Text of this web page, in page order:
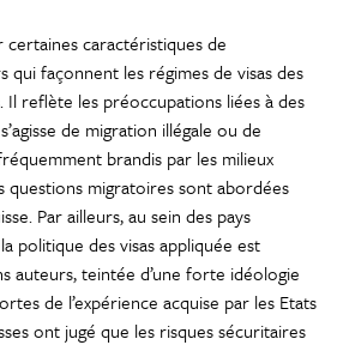
certaines caractéristiques de
qui façonnent les régimes de visas des
Il reflète les préoccupations liées à des
de migration illégale ou de
brandis par les milieux
questions migratoires sont abordées
Par ailleurs, au sein des pays
politique des visas appliquée est
auteurs, teintée d’une forte idéologie
de l’expérience acquise par les Etats
ont jugé que les risques sécuritaires